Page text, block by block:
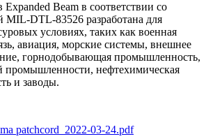
Expanded Beam в соответствии со
MIL-DTL-83526 разработана для
условиях, таких как военная
авиация, морские системы, внешнее
горнодобывающая промышленность,
промышленности, нефтехимическая
и заводы.
patchcord_2022-03-24.pdf